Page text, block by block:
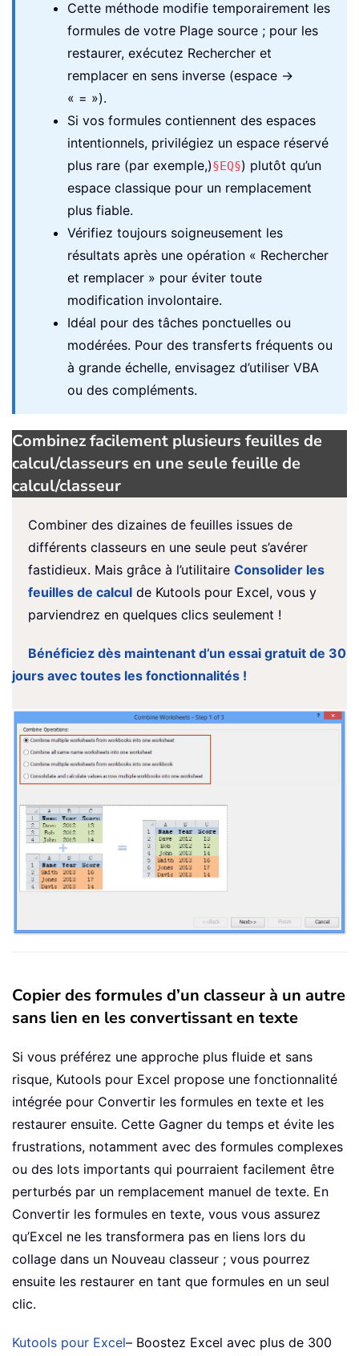
Cette méthode modifie temporairement les
formules de votre Plage source ; pour les
restaurer, exécutez Rechercher et
remplacer en sens inverse (espace →
« = »).
Si vos formules contiennent des espaces
intentionnels, privilégiez un espace réservé
plus rare (par exemple,)§EQ§) plutôt qu’un
espace classique pour un remplacement
plus fiable.
Vérifiez toujours soigneusement les
résultats après une opération « Rechercher
et remplacer » pour éviter toute
modification involontaire.
Idéal pour des tâches ponctuelles ou
modérées. Pour des transferts fréquents ou
à grande échelle, envisagez d’utiliser VBA
ou des compléments.
Combinez facilement plusieurs feuilles de
calcul/classeurs en une seule feuille de
calcul/classeur
Combiner des dizaines de feuilles issues de
différents classeurs en une seule peut s’avérer
fastidieux. Mais grâce à l’utilitaire Consolider les
feuilles de calcul de Kutools pour Excel, vous y
parviendrez en quelques clics seulement !
Bénéficiez dès maintenant d’un essai gratuit de 30
jours avec toutes les fonctionnalités !
Copier des formules d’un classeur à un autre
sans lien en les convertissant en texte
Si vous préférez une approche plus fluide et sans
risque, Kutools pour Excel propose une fonctionnalité
intégrée pour Convertir les formules en texte et les
restaurer ensuite. Cette Gagner du temps et évite les
frustrations, notamment avec des formules complexes
ou des lots importants qui pourraient facilement être
perturbés par un remplacement manuel de texte. En
Convertir les formules en texte, vous vous assurez
qu’Excel ne les transformera pas en liens lors du
collage dans un Nouveau classeur ; vous pourrez
ensuite les restaurer en tant que formules en un seul
clic.
Kutools pour Excel– Boostez Excel avec plus de 300